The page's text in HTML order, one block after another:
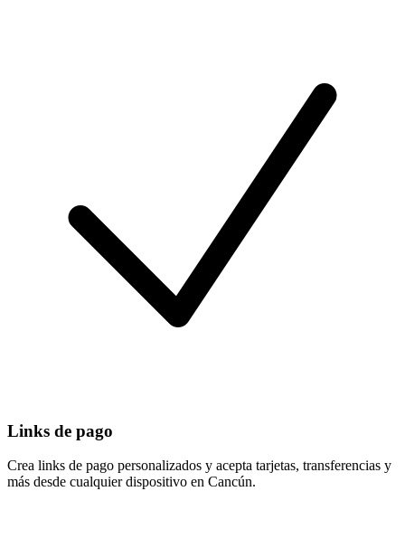
Links de pago
Crea links de pago personalizados y acepta tarjetas, transferencias y
más desde cualquier dispositivo en Cancún.